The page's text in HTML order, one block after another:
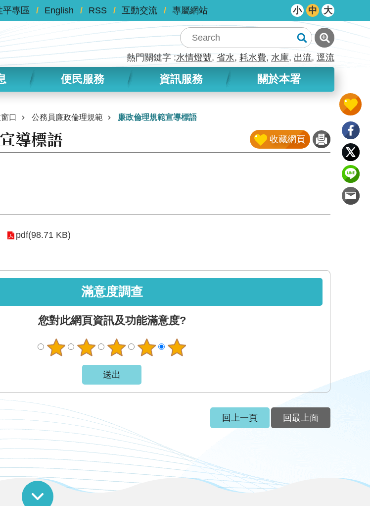
平專區 English RSS 互動交流 專屬網站 小 中 大
熱門關鍵字 水情燈號 省水 耗水費 水庫 出流 逕流
便民服務 資訊服務 關於本署
口 公務員廉政倫理規範 廉政倫理規範宣導標語
導標語 收藏網頁
pdf(98.71 KB)
滿意度調查
您對此網頁資訊及功能滿意度?
回上一頁 回最上面